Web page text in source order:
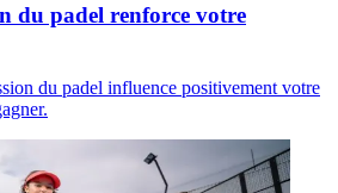
du padel renforce votre
du padel influence positivement votre